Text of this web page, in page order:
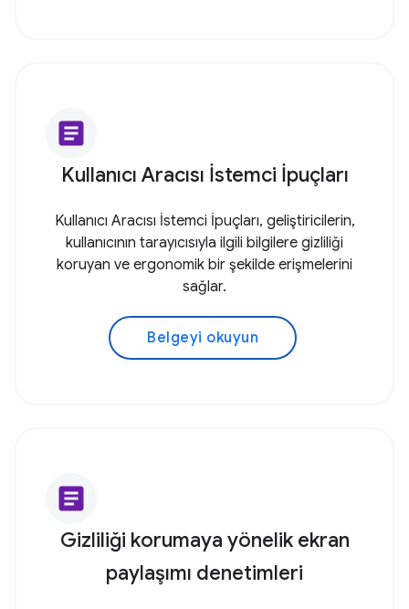
article
Kullanıcı Aracısı İstemci İpuçları
Kullanıcı Aracısı İstemci İpuçları, geliştiricilerin,
kullanıcının tarayıcısıyla ilgili bilgilere gizliliği
koruyan ve ergonomik bir şekilde erişmelerini
sağlar.
Belgeyi okuyun
article
Gizliliği korumaya yönelik ekran
paylaşımı denetimleri